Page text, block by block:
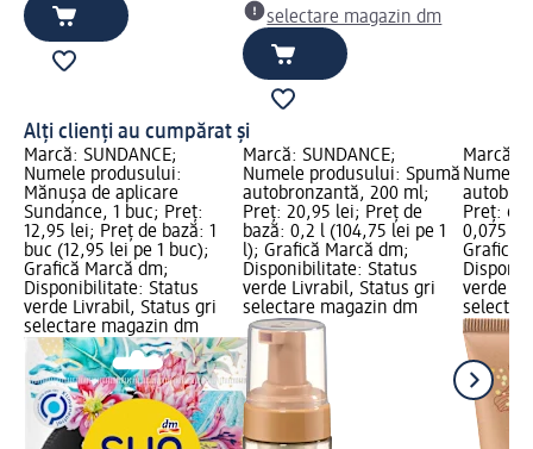
selectare magazin dm
Alți clienți au cumpărat și
Marcă: SUNDANCE;
Numele produsului:
Mănușa de aplicare
Sundance, 1 buc; Preț:
12,95 lei; Preț de bază: 1
buc (12,95 lei pe 1 buc);
Grafică Marcă dm;
Disponibilitate: Status
verde Livrabil, Status gri
selectare magazin dm
Marcă: SUNDANCE;
Numele produsului: Spumă
autobronzantă, 200 ml;
Preț: 20,95 lei; Preț de
bază: 0,2 l (104,75 lei pe 1
l); Grafică Marcă dm;
Disponibilitate: Status
verde Livrabil, Status gri
selectare magazin dm
Marcă:
Numele
Preț:
0,075 l
Grafică
verde